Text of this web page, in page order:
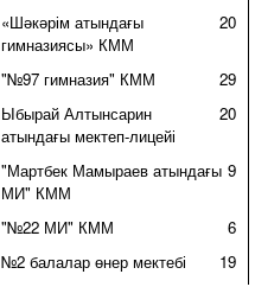
«Шәкәрім атындағы
гимназиясы» КММ
20
"№97 гимназия" КММ
29
Ыбырай Алтынсарин
атындағы мектеп-лицейі
20
"Мартбек Мамыраев атындағы
МИ" КММ
9
"№22 МИ" КММ
6
№2 балалар өнер мектебі
19